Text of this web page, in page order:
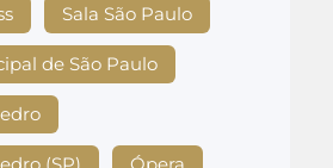
Sala São Paulo
de São Paulo